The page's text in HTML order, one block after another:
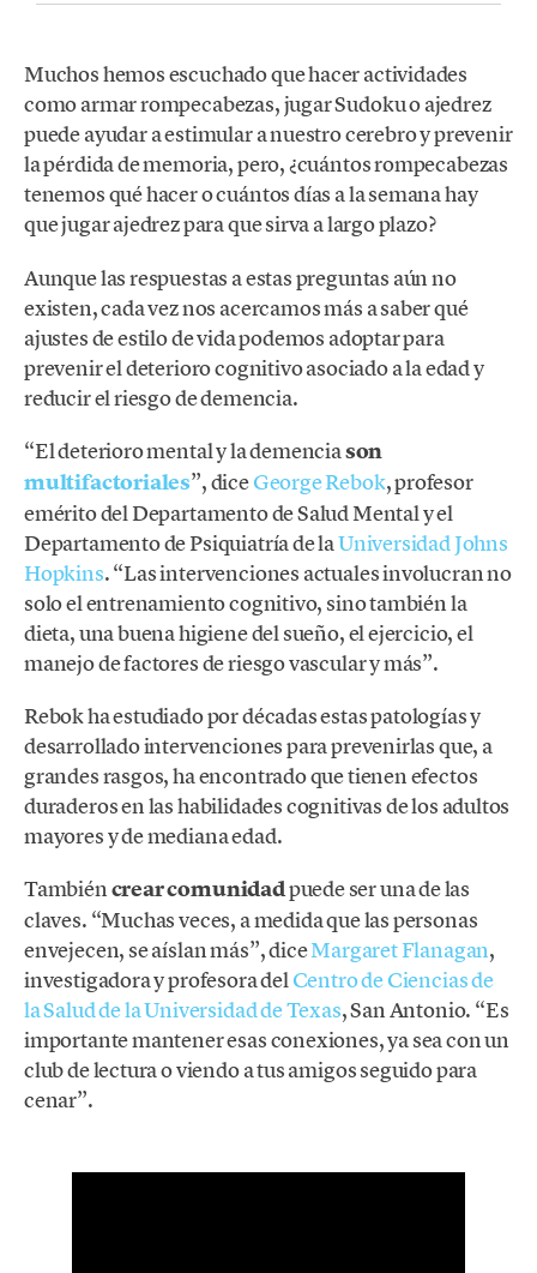
Muchos hemos escuchado que hacer actividades
como armar rompecabezas, jugar Sudoku o ajedrez
puede ayudar a estimular a nuestro cerebro y prevenir
la pérdida de memoria, pero, ¿cuántos rompecabezas
tenemos qué hacer o cuántos días a la semana hay
que jugar ajedrez para que sirva a largo plazo?
Aunque las respuestas a estas preguntas aún no
existen, cada vez nos acercamos más a saber qué
ajustes de estilo de vida podemos adoptar para
prevenir el deterioro cognitivo asociado a la edad y
reducir el riesgo de demencia.
“El deterioro mental y la demenciason
multifactoriales”, diceGeorge Rebok, profesor
emérito del Departamento de Salud Mental y el
Departamento de Psiquiatría de laUniversidad Johns
Hopkins. “Las intervenciones actuales involucran no
solo el entrenamiento cognitivo, sino también la
dieta, una buena higiene del sueño, el ejercicio, el
manejo de factores de riesgo vascular y más”.
Rebok ha estudiado por décadas estas patologías y
desarrollado intervenciones para prevenirlas que, a
grandes rasgos, ha encontrado que tienen efectos
duraderos en las habilidades cognitivas de los adultos
mayores y de mediana edad.
Tambiéncrear comunidadpuede ser una de las
claves. “Muchas veces, a medida que las personas
envejecen, se aíslan más”, diceMargaret Flanagan,
investigadora y profesora delCentro de Ciencias de
la Salud de la Universidad de Texas, San Antonio. “Es
importante mantener esas conexiones, ya sea con un
club de lectura o viendo a tus amigos seguido para
cenar”.